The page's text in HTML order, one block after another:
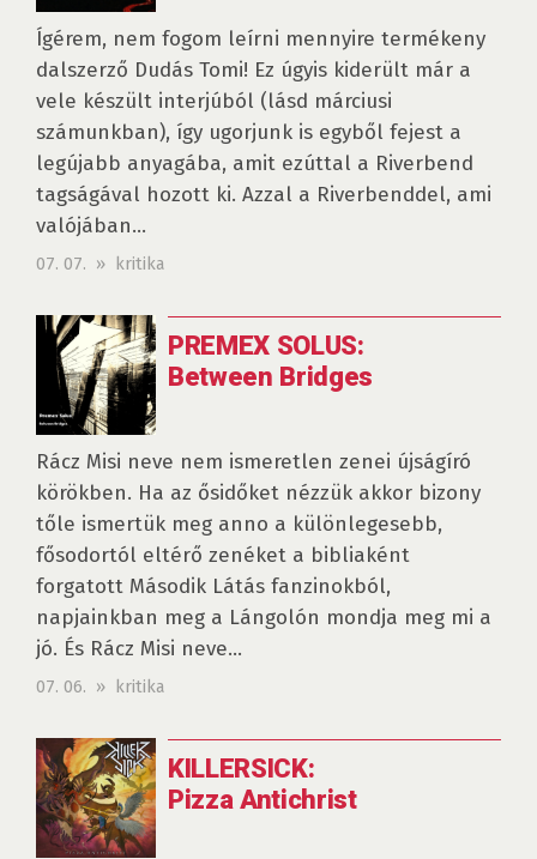
Ígérem, nem fogom leírni mennyire termékeny
dalszerző Dudás Tomi! Ez úgyis kiderült már a
vele készült interjúból (lásd márciusi
számunkban), így ugorjunk is egyből fejest a
legújabb anyagába, amit ezúttal a Riverbend
tagságával hozott ki. Azzal a Riverbenddel, ami
valójában...
07. 07. » kritika
PREMEX SOLUS:
Between Bridges
Rácz Misi neve nem ismeretlen zenei újságíró
körökben. Ha az ősidőket nézzük akkor bizony
tőle ismertük meg anno a különlegesebb,
fősodortól eltérő zenéket a bibliaként
forgatott Második Látás fanzinokból,
napjainkban meg a Lángolón mondja meg mi a
jó. És Rácz Misi neve...
07. 06. » kritika
KILLERSICK:
Pizza Antichrist